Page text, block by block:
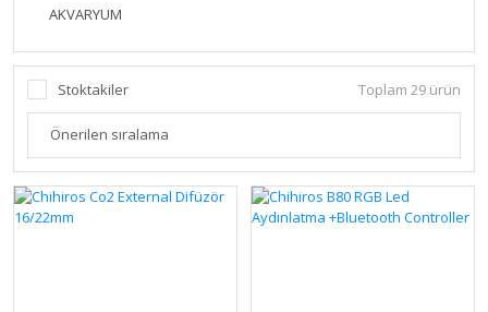
AKVARYUM
Stoktakiler Toplam 29 ürün